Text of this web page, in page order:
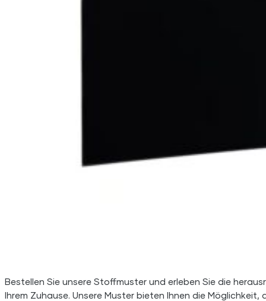
Bestellen Sie unsere Stoffmuster und erleben Sie die
Ihrem Zuhause. Unsere Muster bieten Ihnen die